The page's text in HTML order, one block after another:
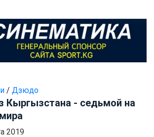
/ Дзюдо
Кыргызстана - седьмой на
2019